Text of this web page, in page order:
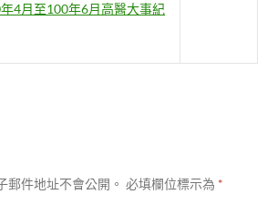
4月至100年6月高醫大事紀
郵件地址不會公開。 必填欄位標示為 *